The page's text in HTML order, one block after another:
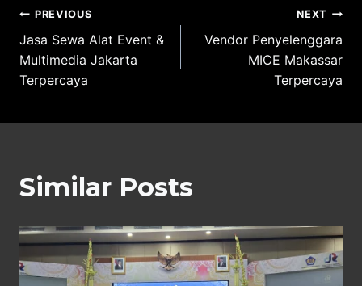
Post
navigation
PREVIOUS
Jasa Sewa Alat Event &
Multimedia Jakarta
Terpercaya
NEXT
Vendor Penyelenggara
MICE Makassar
Terpercaya
Similar Posts